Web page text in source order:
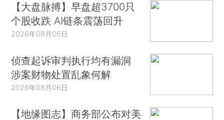
【大盘脉搏】早盘超3700只
个股收跌 AI链条震荡回升
2026年08月06日
侦查起诉审判执行均有漏洞
涉案财物处置乱象何解
2026年08月06日
【地缘图志】商务部公布对美